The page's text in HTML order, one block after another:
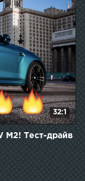
32:1
M2! Тест-драйв